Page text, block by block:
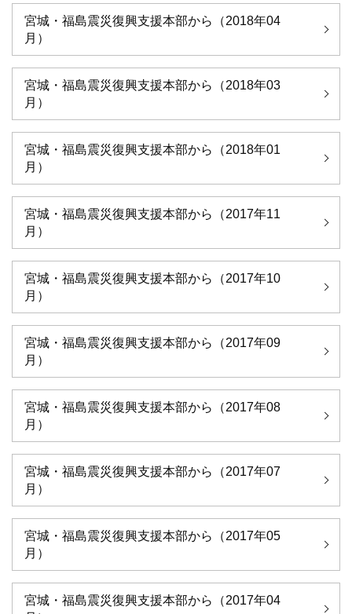
宮城・福島震災復興支援本部から（2018年04
月）
宮城・福島震災復興支援本部から（2018年03
月）
宮城・福島震災復興支援本部から（2018年01
月）
宮城・福島震災復興支援本部から（2017年11
月）
宮城・福島震災復興支援本部から（2017年10
月）
宮城・福島震災復興支援本部から（2017年09
月）
宮城・福島震災復興支援本部から（2017年08
月）
宮城・福島震災復興支援本部から（2017年07
月）
宮城・福島震災復興支援本部から（2017年05
月）
宮城・福島震災復興支援本部から（2017年04